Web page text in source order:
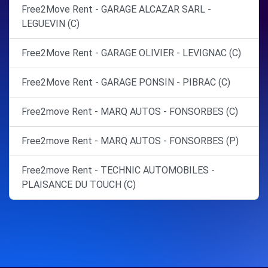
Free2Move Rent - GARAGE ALCAZAR SARL -
LEGUEVIN (C)
Free2Move Rent - GARAGE OLIVIER - LEVIGNAC (C)
Free2Move Rent - GARAGE PONSIN - PIBRAC (C)
Free2move Rent - MARQ AUTOS - FONSORBES (C)
Free2move Rent - MARQ AUTOS - FONSORBES (P)
Free2move Rent - TECHNIC AUTOMOBILES -
PLAISANCE DU TOUCH (C)